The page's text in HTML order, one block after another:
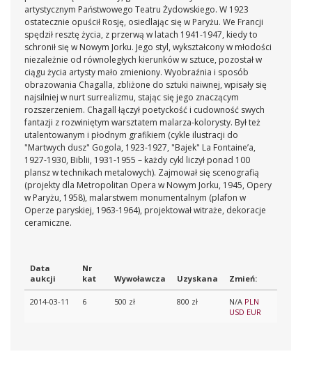
artystycznym Państwowego Teatru Żydowskiego. W 1923
ostatecznie opuścił Rosję, osiedlając się w Paryżu. We Francji
spędził resztę życia, z przerwą w latach 1941-1947, kiedy to
schronił się w Nowym Jorku. Jego styl, wykształcony w młodości
niezależnie od równoległych kierunków w sztuce, pozostał w
ciągu życia artysty mało zmieniony. Wyobraźnia i sposób
obrazowania Chagalla, zbliżone do sztuki naiwnej, wpisały się
najsilniej w nurt surrealizmu, stając się jego znaczącym
rozszerzeniem. Chagall łączył poetyckość i cudowność swych
fantazji z rozwiniętym warsztatem malarza-kolorysty. Był też
utalentowanym i płodnym grafikiem (cykle ilustracji do
"Martwych dusz" Gogola, 1923-1927, "Bajek" La Fontaine’a,
1927-1930, Biblii, 1931-1955 – każdy cykl liczył ponad 100
plansz w technikach metalowych). Zajmował się scenografią
(projekty dla Metropolitan Opera w Nowym Jorku, 1945, Opery
w Paryżu, 1958), malarstwem monumentalnym (plafon w
Operze paryskiej, 1963-1964), projektował witraże, dekoracje
ceramiczne.
Data
aukcji
Nr
kat
Wywoławcza Uzyskana Zmień:
2014-03-11 6 500 zł 800 zł N/A PLN
USD EUR